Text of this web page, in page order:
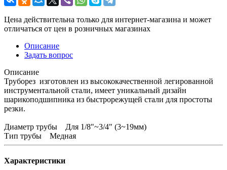
Цена действительна только для интернет-магазина и может
отличаться от цен в розничных магазинах
Описание
Задать вопрос
Описание
Труборез изготовлен из высококачественной легированной
инструментальной стали, имеет уникальный дизайн
шарикоподшипника из быстрорежущей стали для простоты
резки.
Диаметр трубы Для 1/8"~3/4" (3~19мм)
Тип трубы Медная
Характеристики